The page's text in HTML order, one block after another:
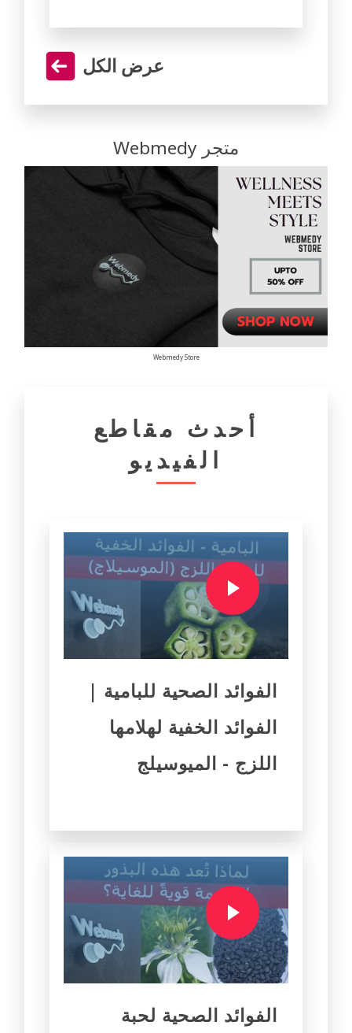
عرض الكل
متجر Webmedy
Webmedy Store
أحدث مقاطع
الفيديو
الفوائد الصحية للبامية |
الفوائد الخفية لهلامها
اللزج - الميوسيلج
الفوائد الصحية لحبة